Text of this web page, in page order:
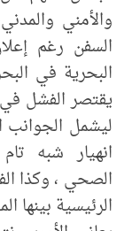
والأمني
السفن رغم
البحرية في
يقتصر الفشل في
ليشمل
انهيار شبه
الصحي ، وكذا
الرئيسية بينها